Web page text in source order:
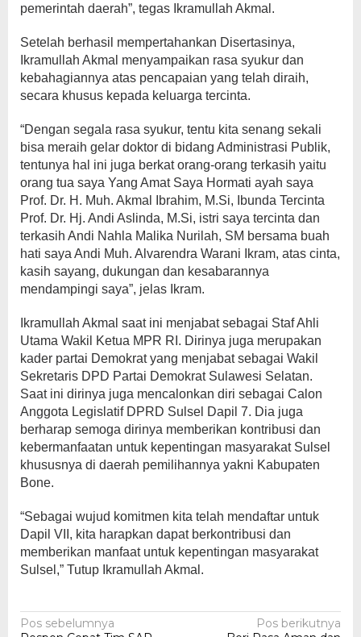
pemerintah daerah”, tegas Ikramullah Akmal.
Setelah berhasil mempertahankan Disertasinya,
Ikramullah Akmal menyampaikan rasa syukur dan
kebahagiannya atas pencapaian yang telah diraih,
secara khusus kepada keluarga tercinta.
“Dengan segala rasa syukur, tentu kita senang sekali
bisa meraih gelar doktor di bidang Administrasi Publik,
tentunya hal ini juga berkat orang-orang terkasih yaitu
orang tua saya Yang Amat Saya Hormati ayah saya
Prof. Dr. H. Muh. Akmal Ibrahim, M.Si, Ibunda Tercinta
Prof. Dr. Hj. Andi Aslinda, M.Si, istri saya tercinta dan
terkasih Andi Nahla Malika Nurilah, SM bersama buah
hati saya Andi Muh. Alvarendra Warani Ikram, atas cinta,
kasih sayang, dukungan dan kesabarannya
mendampingi saya”, jelas Ikram.
Ikramullah Akmal saat ini menjabat sebagai Staf Ahli
Utama Wakil Ketua MPR RI. Dirinya juga merupakan
kader partai Demokrat yang menjabat sebagai Wakil
Sekretaris DPD Partai Demokrat Sulawesi Selatan.
Saat ini dirinya juga mencalonkan diri sebagai Calon
Anggota Legislatif DPRD Sulsel Dapil 7. Dia juga
berharap semoga dirinya memberikan kontribusi dan
kebermanfaatan untuk kepentingan masyarakat Sulsel
khususnya di daerah pemilihannya yakni Kabupaten
Bone.
“Sebagai wujud komitmen kita telah mendaftar untuk
Dapil VII, kita harapkan dapat berkontribusi dan
memberikan manfaat untuk kepentingan masyarakat
Sulsel,” Tutup Ikramullah Akmal.
Navigasi
Pos sebelumnya
Pos berikutnya